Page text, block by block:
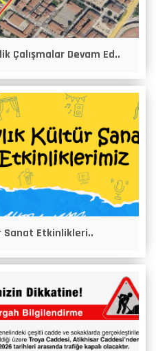
Çalışmalar Devam Ed..
Sanat Etkinlikleri..